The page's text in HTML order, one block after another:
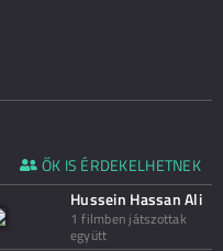
ŐK IS ÉRDEKELHETNEK
Hussein Hassan Ali
1 filmben játszottak
együtt